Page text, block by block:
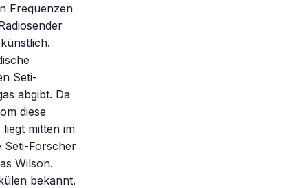
Frequenzen
Seti-
abgibt. Da
diese
liegt mitten im
Seti-Forscher
Wilson.
bekannt.